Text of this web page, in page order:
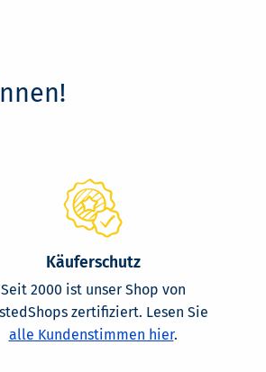
Käuferschutz
Seit 2000 ist unser Shop von
zertifiziert. Lesen Sie
alle Kundenstimmen hier.